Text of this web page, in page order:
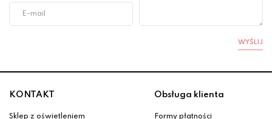
WYŚLIJ
KONTAKT
Sklep z oświetleniem
Obsługa klienta
Formy płatności